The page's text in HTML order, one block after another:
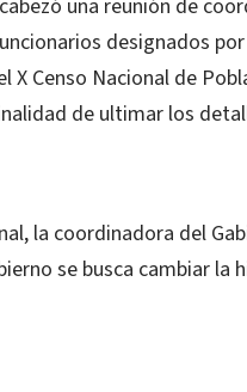
una reunión de
designados
Censo Nacional de
de ultimar los
la coordinadora del
se busca cambiar la